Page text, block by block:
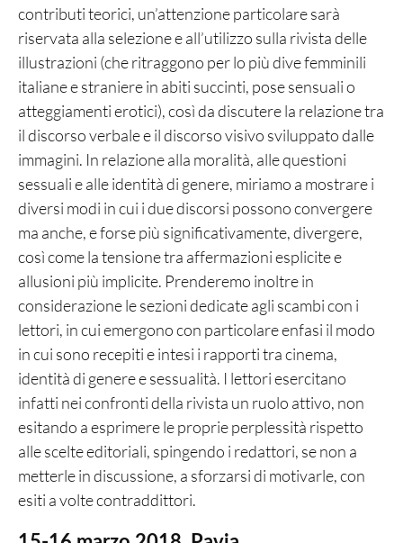
contributi teorici, un’attenzione particolare sarà
riservata alla selezione e all’utilizzo sulla rivista delle
illustrazioni (che ritraggono per lo più dive femminili
italiane e straniere in abiti succinti, pose sensuali o
atteggiamenti erotici), così da discutere la relazione tra
il discorso verbale e il discorso visivo sviluppato dalle
immagini. In relazione alla moralità, alle questioni
sessuali e alle identità di genere, miriamo a mostrare i
diversi modi in cui i due discorsi possono convergere
ma anche, e forse più significativamente, divergere,
così come la tensione tra affermazioni esplicite e
allusioni più implicite. Prenderemo inoltre in
considerazione le sezioni dedicate agli scambi con i
lettori, in cui emergono con particolare enfasi il modo
in cui sono recepiti e intesi i rapporti tra cinema,
identità di genere e sessualità. I lettori esercitano
infatti nei confronti della rivista un ruolo attivo, non
esitando a esprimere le proprie perplessità rispetto
alle scelte editoriali, spingendo i redattori, se non a
metterle in discussione, a sforzarsi di motivarle, con
esiti a volte contraddittori.